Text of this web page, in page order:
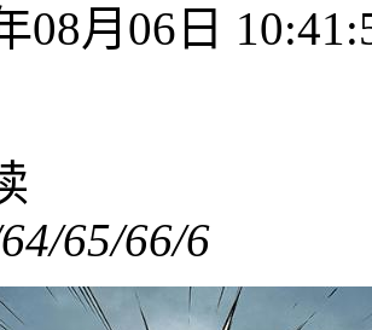
08月06日
4/65/66/6